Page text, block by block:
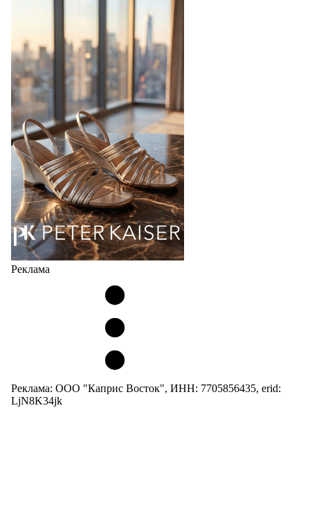
стиль, надёжность и безупречное качество
Фабрика зонтов DINIYA является одним из лидеров
продаж на рынке в России, Беларуси и других
странах СНГ. Широкий модельный ряд женских,
мужских, детских и пляжных зонтов в необычном
дизайнерском исполнении, отличается надёжностью
и высоким качеством…
05.08.2026 460
Реклама
Реклама: ООО "Каприс Восток", ИНН: 7705856435, erid:
LjN8K34jk